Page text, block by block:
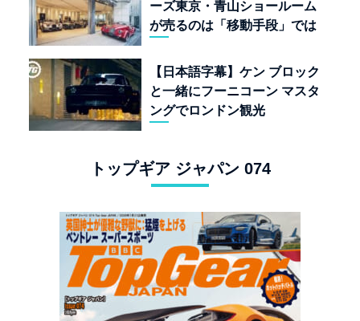
ーズ東京・青山ショールーム
が売るのは「移動手段」では
【日本語字幕】ケン ブロック
と一緒にフーニコーン マスタ
ングでロンドン観光
トップギア ジャパン 074